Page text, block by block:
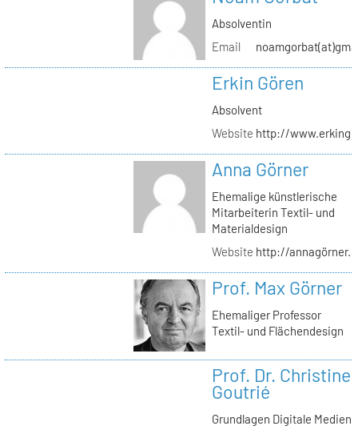
Absolventin
Email
Erkin Gören
Absolvent
Website http://
Anna Görner
Ehemalige künstlerische
Mitarbeiterin Textil- und
Materialdesign
Website http://
Prof. Max Görner
Ehemaliger Professor
Textil- und Flächendesign
Prof. Dr. Christine
Goutrié
Grundlagen Digitale Medien